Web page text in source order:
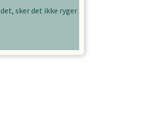
sker det ikke ryger